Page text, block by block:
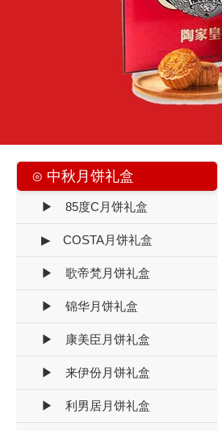
⊙ 中秋月饼礼盒
▶ 85度C月饼礼盒
▶ COSTA月饼礼盒
▶ 歌帝梵月饼礼盒
▶ 锦华月饼礼盒
▶ 康美臣月饼礼盒
▶ 来伊份月饼礼盒
▶ 利男居月饼礼盒